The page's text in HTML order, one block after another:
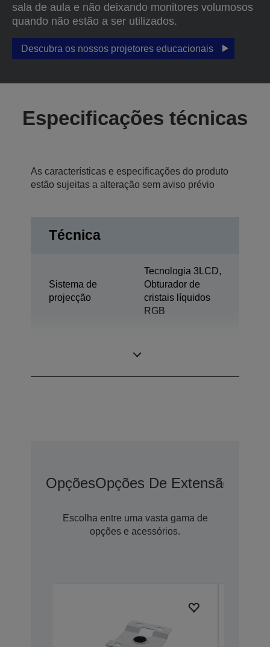
sala de aula e não deixando monitores volumosos
quando não estão a ser utilizados.
Descubra os nossos projetores educacionais
Especificações técnicas
As características e especificações do produto
estão sujeitas a alteração sem aviso prévio
Técnica
Sistema de
projecção
Tecnologia 3LCD,
Obturador de
cristais líquidos
RGB
OpçõesOpções De Extensão De
Escolha entre uma vasta gama de
opções e acessórios.